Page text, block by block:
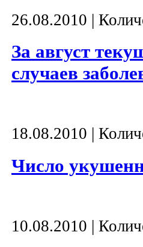
26.08.2010 |
За август
случаев
18.08.2010 |
Число
10.08.2010 |